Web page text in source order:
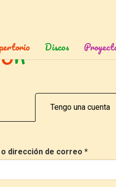
Discos
ón
Tengo una cuenta
dirección de correo *